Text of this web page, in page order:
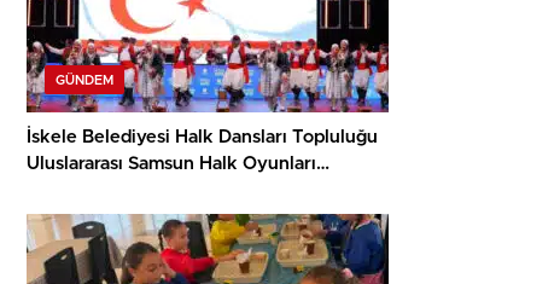
GÜNDEM
İskele Belediyesi Halk Dansları Topluluğu
Uluslararası Samsun Halk Oyunları
Ediyor